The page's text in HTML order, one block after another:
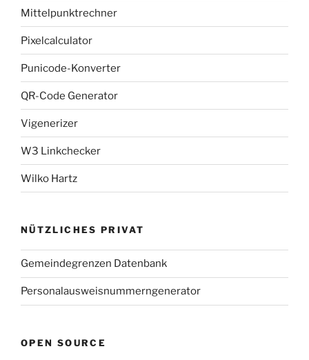
Mittelpunktrechner
Pixelcalculator
Punicode-Konverter
QR-Code Generator
Vigenerizer
W3 Linkchecker
Wilko Hartz
NÜTZLICHES PRIVAT
Gemeindegrenzen Datenbank
Personalausweisnummerngenerator
OPEN SOURCE